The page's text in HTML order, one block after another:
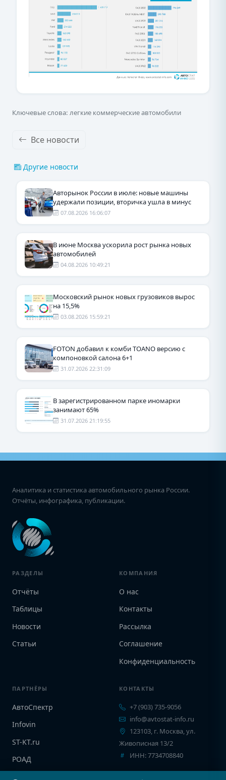
Ключевые слова: легкие коммерческие автомобили
Все новости
Другие новости
Авторынок России в июле: новые машины
удержали позиции, вторичка ушла в минус
07.08.2026 16:06:07
В июне Москва ускорила рост рынка новых
автомобилей
04.08.2026 10:49:21
Московский рынок новых грузовиков вырос
на 15,5%
03.08.2026 15:59:21
FOTON добавил к комби TOANO версию с
компоновкой салона 6+1
31.07.2026 22:31:09
В зарегистрированном парке иномарки
занимают 65%
31.07.2026 21:19:55
Аналитика и статистика автомобильного рынка России.
Отчёты, инфографика, публикации.
РАЗДЕЛЫ
Отчёты
Таблицы
Новости
Статьи
КОМПАНИЯ
О нас
Контакты
Рассылка
Соглашение
Конфиденциальность
ПАРТНЁРЫ
АвтоСпектр
Infovin
ST-KT.ru
РОАД
КОНТАКТЫ
+7 (903) 735-9056
info@avtostat-info.ru
123103, г. Москва, ул.
Живописная 13/2
ИНН: 7734708840